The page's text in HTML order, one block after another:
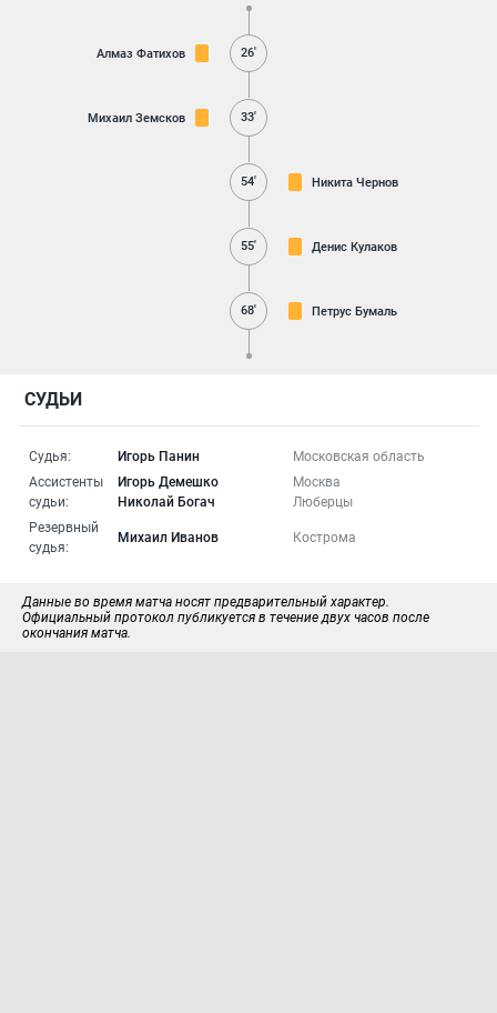
Алмаз Фатихов 26'
Михаил Земсков 33'
54' Никита Чернов
55' Денис Кулаков
68' Петрус Бумаль
СУДЬИ
Судья: Игорь Панин
Московская область
Ассистенты
судьи:
Игорь Демешко
Москва
Николай Богач
Люберцы
Резервный
судья:
Михаил Иванов Кострома
Данные во время матча носят предварительный характер.
Официальный протокол публикуется в течение двух часов после
окончания матча.